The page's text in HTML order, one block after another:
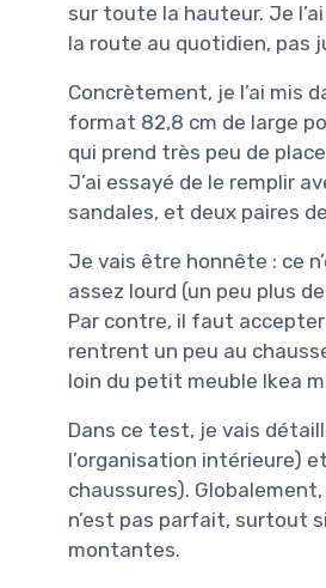
sur toute la hauteur. Je
la route au quotidien, pas
Concrètement, je l’ai mis
format 82,8 cm de large
qui prend très peu de
J’ai essayé de le remplir
sandales, et deux paires
Je vais être honnête : ce
assez lourd (un peu plus
Par contre, il faut
rentrent un peu au
loin du petit meuble Ikea
Dans ce test, je vais
l’organisation intérieure)
chaussures).
n’est pas parfait, surtout
montantes.